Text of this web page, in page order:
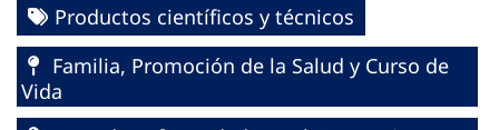
Productos científicos y técnicos
Familia, Promoción de la Salud y Curso de
Vida